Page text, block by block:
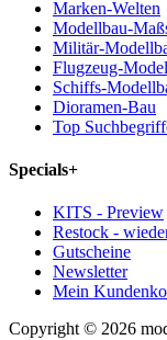
Marken-Welten
Modellbau-
Militär-
Flugzeug-
Schiffs-
Dioramen-Bau
Top
Specials+
KITS - Preview
Restock -
Gutscheine
Newsletter
Mein
Copyright © 2026